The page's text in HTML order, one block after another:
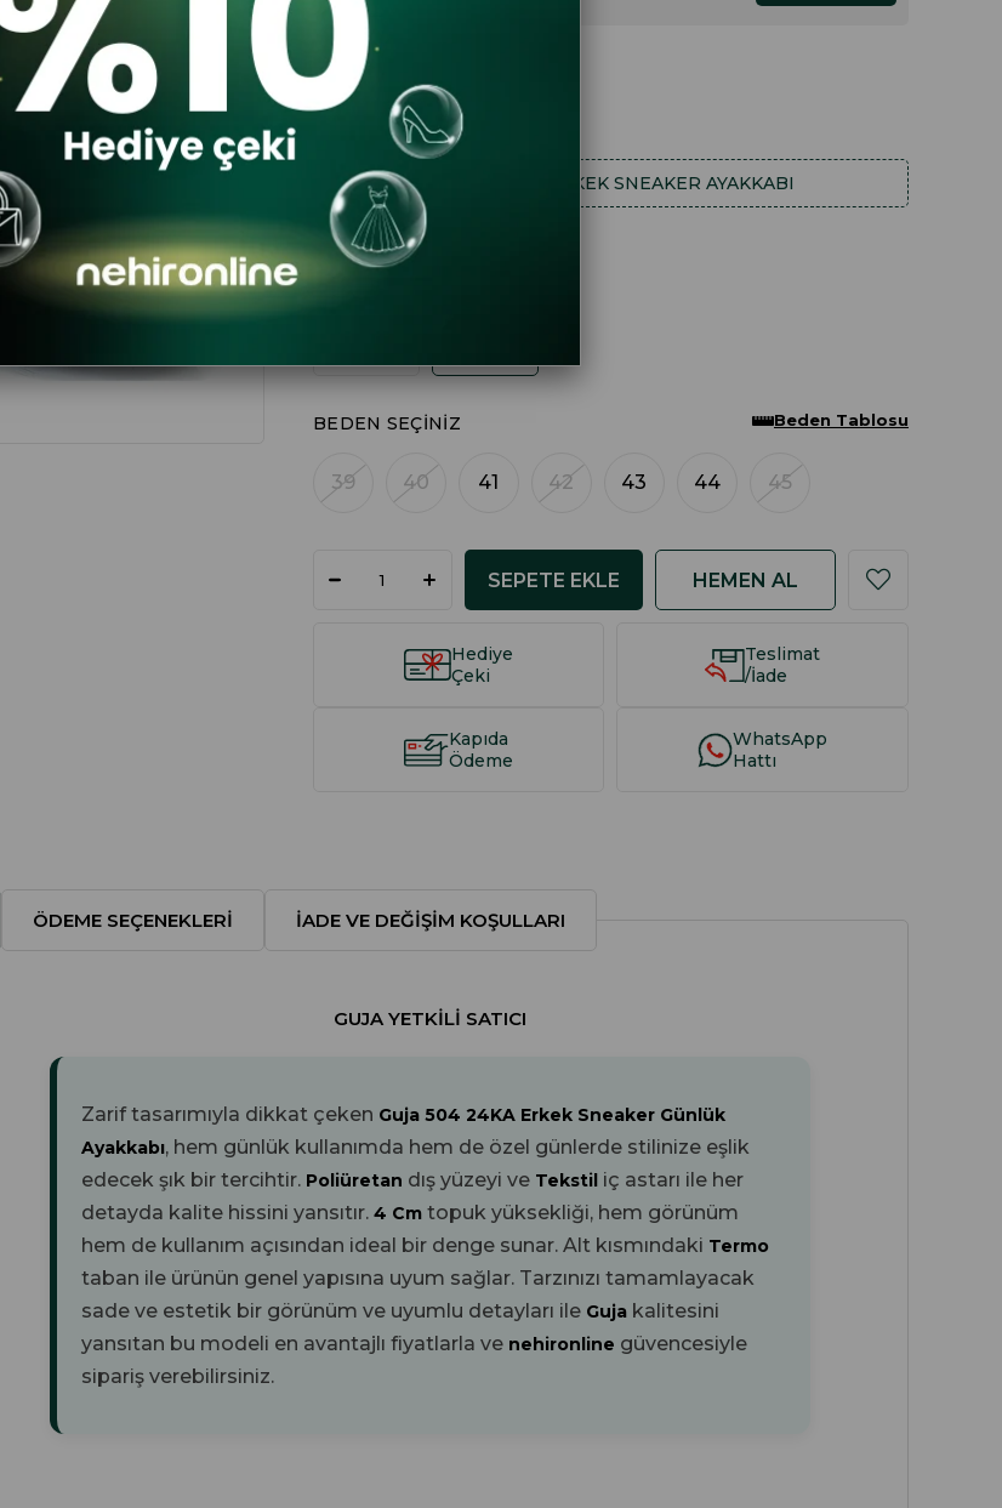
10 $78.77
$70.89
ERKEK SNEAKER AYAKKABI
RENK
BEDEN SEÇINIZ
39 40 41 42 43 44 45
Beden Tablosu
Hediye
Çeki
Teslimat
/İade
Kapıda
Ödeme
WhatsApp
Hattı
ÖDEME SEÇENEKLERI İADE VE DEĞIŞIM KOŞULLARI
GUJA YETKILI SATICI
Zarif tasarımıyla dikkat çeken Guja 504 24KA Erkek Sneaker Günlük
Ayakkabı, hem günlük kullanımda hem de özel günlerde stilinize eşlik
edecek şık bir tercihtir. Poliüretan dış yüzeyi ve Tekstil iç astarı ile her
detayda kalite hissini yansıtır. 4 Cm topuk yüksekliği, hem görünüm
hem de kullanım açısından ideal bir denge sunar. Alt kısmındaki Termo
taban ile ürünün genel yapısına uyum sağlar. Tarzınızı tamamlayacak
sade ve estetik bir görünüm ve uyumlu detayları ile Guja kalitesini
yansıtan bu modeli en avantajlı fiyatlarla ve nehironline güvencesiyle
sipariş verebilirsiniz.